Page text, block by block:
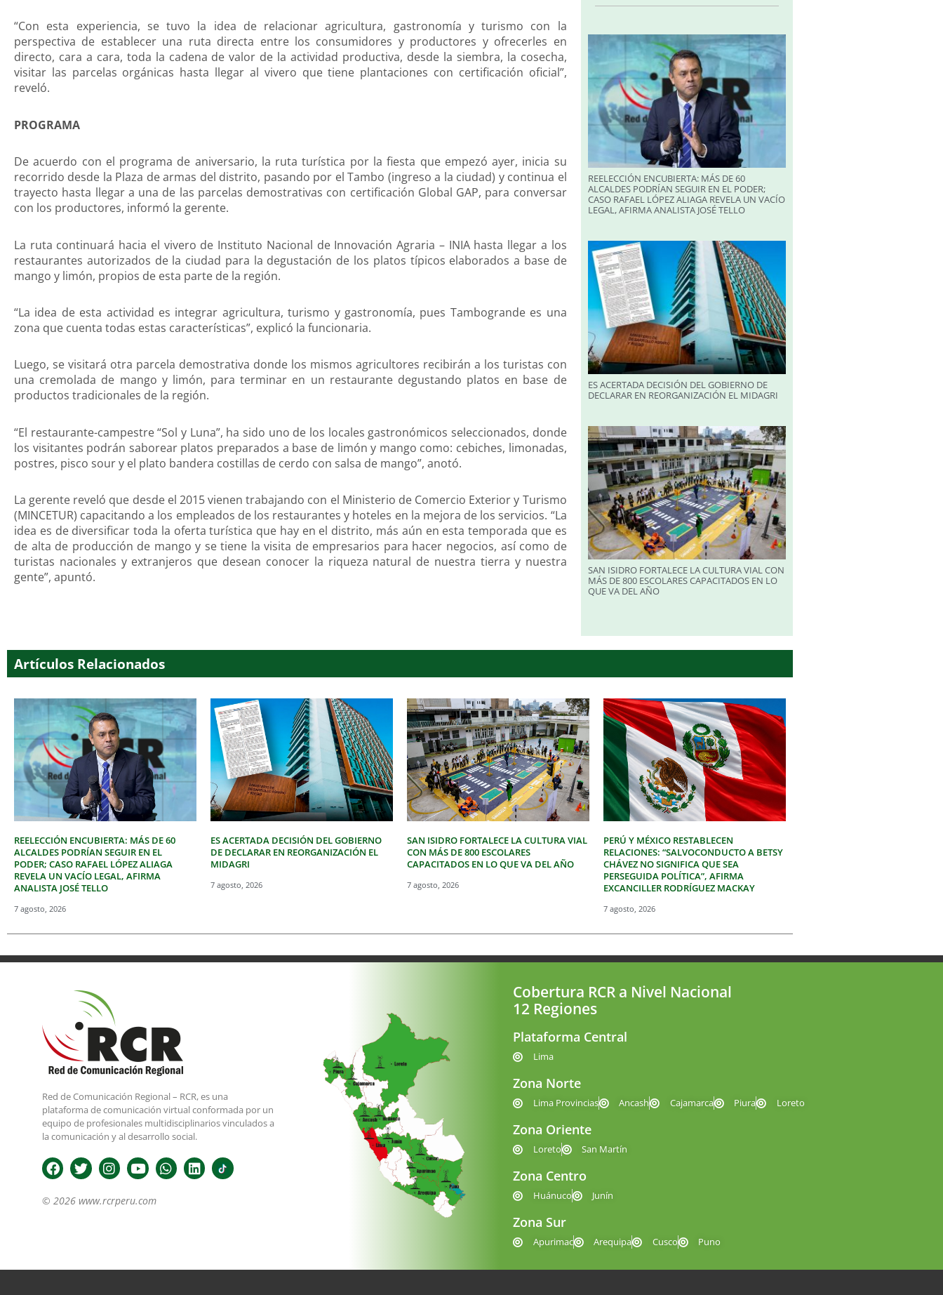
“Con esta experiencia, se tuvo la idea de relacionar agricultura, gastronomía y turismo con la
perspectiva de establecer una ruta directa entre los consumidores y productores y ofrecerles en
directo, cara a cara, toda la cadena de valor de la actividad productiva, desde la siembra, la cosecha,
visitar las parcelas orgánicas hasta llegar al vivero que tiene plantaciones con certificación oficial”,
reveló.
PROGRAMA
De acuerdo con el programa de aniversario, la ruta turística por la fiesta que empezó ayer, inicia su
recorrido desde la Plaza de armas del distrito, pasando por el Tambo (ingreso a la ciudad) y continua el
trayecto hasta llegar a una de las parcelas demostrativas con certificación Global GAP, para conversar
con los productores, informó la gerente.
La ruta continuará hacia el vivero de Instituto Nacional de Innovación Agraria – INIA hasta llegar a los
restaurantes autorizados de la ciudad para la degustación de los platos típicos elaborados a base de
mango y limón, propios de esta parte de la región.
“La idea de esta actividad es integrar agricultura, turismo y gastronomía, pues Tambogrande es una
zona que cuenta todas estas características”, explicó la funcionaria.
Luego, se visitará otra parcela demostrativa donde los mismos agricultores recibirán a los turistas con
una cremolada de mango y limón, para terminar en un restaurante degustando platos en base de
productos tradicionales de la región.
“El restaurante-campestre “Sol y Luna”, ha sido uno de los locales gastronómicos seleccionados, donde
los visitantes podrán saborear platos preparados a base de limón y mango como: cebiches, limonadas,
postres, pisco sour y el plato bandera costillas de cerdo con salsa de mango”, anotó.
La gerente reveló que desde el 2015 vienen trabajando con el Ministerio de Comercio Exterior y Turismo
(MINCETUR) capacitando a los empleados de los restaurantes y hoteles en la mejora de los servicios. “La
idea es de diversificar toda la oferta turística que hay en el distrito, más aún en esta temporada que es
de alta de producción de mango y se tiene la visita de empresarios para hacer negocios, así como de
turistas nacionales y extranjeros que desean conocer la riqueza natural de nuestra tierra y nuestra
gente”, apuntó.
REELECCIÓN ENCUBIERTA: MÁS DE 60
ALCALDES PODRÍAN SEGUIR EN EL PODER;
CASO RAFAEL LÓPEZ ALIAGA REVELA UN VACÍO
LEGAL, AFIRMA ANALISTA JOSÉ TELLO
ES ACERTADA DECISIÓN DEL GOBIERNO DE
DECLARAR EN REORGANIZACIÓN EL MIDAGRI
SAN ISIDRO FORTALECE LA CULTURA VIAL CON
MÁS DE 800 ESCOLARES CAPACITADOS EN LO
QUE VA DEL AÑO
Artículos Relacionados
REELECCIÓN ENCUBIERTA: MÁS DE 60
ALCALDES PODRÍAN SEGUIR EN EL
PODER; CASO RAFAEL LÓPEZ ALIAGA
REVELA UN VACÍO LEGAL, AFIRMA
ANALISTA JOSÉ TELLO
7 agosto, 2026
ES ACERTADA DECISIÓN DEL GOBIERNO
DE DECLARAR EN REORGANIZACIÓN EL
MIDAGRI
7 agosto, 2026
SAN ISIDRO FORTALECE LA CULTURA VIAL
CON MÁS DE 800 ESCOLARES
CAPACITADOS EN LO QUE VA DEL AÑO
7 agosto, 2026
PERÚ Y MÉXICO RESTABLECEN
RELACIONES: “SALVOCONDUCTO A BETSY
CHÁVEZ NO SIGNIFICA QUE SEA
PERSEGUIDA POLÍTICA”, AFIRMA
EXCANCILLER RODRÍGUEZ MACKAY
7 agosto, 2026
Red de Comunicación Regional – RCR, es una
plataforma de comunicación virtual conformada por un
equipo de profesionales multidisciplinarios vinculados a
la comunicación y al desarrollo social.
© 2026 www.rcrperu.com
Cobertura RCR a Nivel Nacional
12 Regiones
Plataforma Central
Lima
Zona Norte
Lima Provincias Ancash Cajamarca Piura Loreto
Zona Oriente
Loreto San Martín
Zona Centro
Huánuco Junín
Zona Sur
Apurimac Arequipa Cusco Puno